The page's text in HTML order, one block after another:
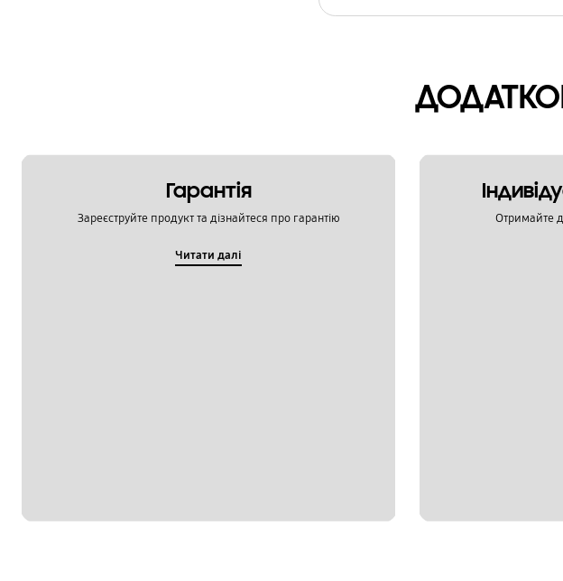
Гарантія
Зареєструйте продукт та дізнайтеся про гарантію
Читати далі
Отримайте